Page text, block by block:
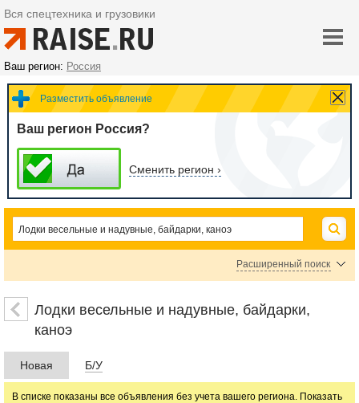
Вся спецтехника и грузовики
Ваш регион: Россия
Разместить объявление
Ваш регион Россия?
Сменить регион ›
Расширенный поиск
Цена
руб.
Марка
Лодки весельные и надувные, байдарки,
каноэ
Новая Б/У
В списке показаны все объявления без учета вашего региона. Показать